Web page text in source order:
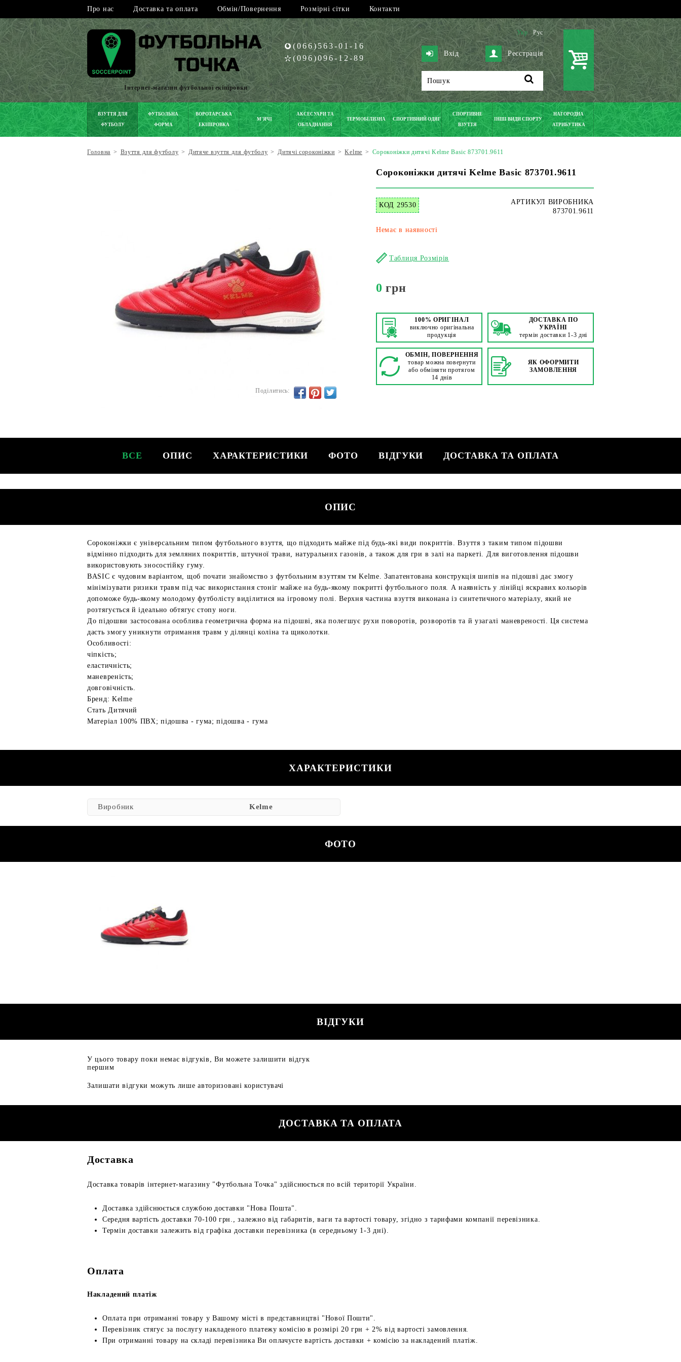
Про нас Доставка та оплата Обмін/Повернення Розмірні сітки Контакти
Інтернет-магазин футбольної екіпіровки
(066)563-01-16
(096)096-12-89
Укр Рус
Вхід Реєстрація
ВЗУТТЯ ДЛЯ
ФУТБОЛУ
ФУТБОЛЬНА
ФОРМА
ВОРОТАРСЬКА
ЕКІПІРОВКА
М'ЯЧІ
АКСЕСУАРИ ТА
ОБЛАДНАННЯ
ТЕРМОБІЛИЗНА СПОРТИВНИЙ ОДЯГ
СПОРТИВНЕ
ВЗУТТЯ
ІНШІ ВИДИ СПОРТУ
НАГОРОДНА
АТРИБУТИКА
Головна > Взуття для футболу > Дитяче взуття для футболу > Дитячі сороконіжки > Kelme > Сороконіжки дитячі Kelme Basic 873701.9611
Сороконіжки дитячі Kelme Basic 873701.9611
КОД 29530
АРТИКУЛ ВИРОБНИКА
873701.9611
Поділитись:
Немає в наявності
Таблиця Розмірів
0 грн
100% ОРИГІНАЛ
виключно оригінальна
продукція
ДОСТАВКА ПО
УКРАЇНІ
термін доставки 1-3 дні
ОБМІН, ПОВЕРНЕННЯ
товар можна повернути
або обміняти протягом
14 днів
ЯК ОФОРМИТИ
ЗАМОВЛЕННЯ
ВСЕ ОПИС ХАРАКТЕРИСТИКИ ФОТО ВІДГУКИ ДОСТАВКА ТА ОПЛАТА
ОПИС
Сороконіжки є універсальним типом футбольного взуття, що підходить майже під будь-які види покриттів. Взуття з таким типом підошви
відмінно підходить для земляних покриттів, штучної трави, натуральних газонів, а також для гри в залі на паркеті. Для виготовлення підошви
використовують зносостійку гуму.
BASIC є чудовим варіантом, щоб почати знайомство з футбольним взуттям тм Kelme. Запатентована конструкція шипів на підошві дає змогу
мінімізувати ризики травм під час використання стоніг майже на будь-якому покритті футбольного поля. А наявність у лінійці яскравих кольорів
допоможе будь-якому молодому футболісту виділитися на ігровому полі. Верхня частина взуття виконана із синтетичного матеріалу, який не
розтягується й ідеально обтягує стопу ноги.
До підошви застосована особлива геометрична форма на підошві, яка полегшує рухи поворотів, розворотів та й узагалі маневреності. Ця система
дасть змогу уникнути отримання травм у ділянці коліна та щиколотки.
Особливості:
чіпкість;
еластичність;
маневреність;
довговічність.
Бренд: Kelme
Стать Дитячий
Матеріал 100% ПВХ; підошва - гума; підошва - гума
ХАРАКТЕРИСТИКИ
Виробник Kelme
ФОТО
ВІДГУКИ
У цього товару поки немає відгуків, Ви можете залишити відгук
першим
Залишати відгуки можуть лише авторизовані користувачі
ДОСТАВКА ТА ОПЛАТА
Доставка
Доставка товарів інтернет-магазину "Футбольна Точка" здійснюється по всій території України.
Доставка здійснюється службою доставки "Нова Пошта".
Середня вартість доставки 70-100 грн., залежно від габаритів, ваги та вартості товару, згідно з тарифами компанії перевізника.
Термін доставки залежить від графіка доставки перевізника (в середньому 1-3 дні).
Оплата
Накладений платіж
Оплата при отриманні товару у Вашому місті в представництві "Нової Пошти".
Перевізник стягує за послугу накладеного платежу комісію в розмірі 20 грн + 2% від вартості замовлення.
При отриманні товару на складі перевізника Ви оплачуєте вартість доставки + комісію за накладений платіж.